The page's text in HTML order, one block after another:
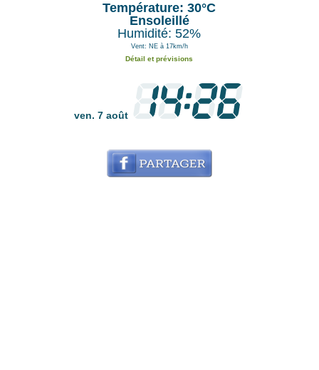
Température: 30°C
Ensoleillé
Humidité: 52%
Vent: NE à 17km/h
Détail et prévisions
ven. 7 août